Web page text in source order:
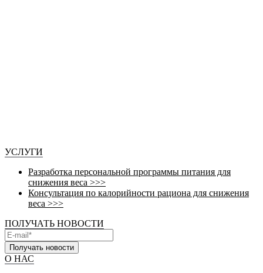
УСЛУГИ
Разработка персональной программы питания для
снижения веса >>>
Консультация по калорийности рациона для снижения
веса >>>
ПОЛУЧАТЬ НОВОСТИ
Получать новости
О НАС